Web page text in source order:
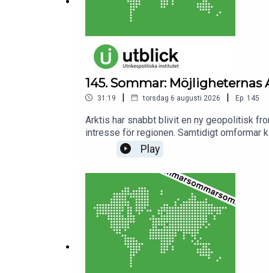
145. Sommar:
31:19 | torsdag 6 augusti 2026 | Ep. 145
Arktis har snabbt blivit en ny geopolitisk
intresse för regionen. Samtidigt omformar
maktbalansen kring Arktis? Och vilka
institutet.Programledare och redaktör:
Play